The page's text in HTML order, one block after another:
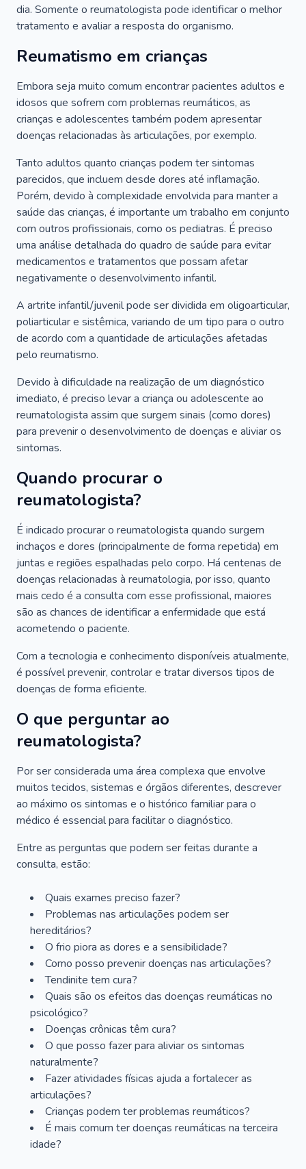
dia. Somente o reumatologista pode identificar o melhor
tratamento e avaliar a resposta do organismo.
Reumatismo em crianças
Embora seja muito comum encontrar pacientes adultos e
idosos que sofrem com problemas reumáticos, as
crianças e adolescentes também podem apresentar
doenças relacionadas às articulações, por exemplo.
Tanto adultos quanto crianças podem ter sintomas
parecidos, que incluem desde dores até inflamação.
Porém, devido à complexidade envolvida para manter a
saúde das crianças, é importante um trabalho em conjunto
com outros profissionais, como os pediatras. É preciso
uma análise detalhada do quadro de saúde para evitar
medicamentos e tratamentos que possam afetar
negativamente o desenvolvimento infantil.
A artrite infantil/juvenil pode ser dividida em oligoarticular,
poliarticular e sistêmica, variando de um tipo para o outro
de acordo com a quantidade de articulações afetadas
pelo reumatismo.
Devido à dificuldade na realização de um diagnóstico
imediato, é preciso levar a criança ou adolescente ao
reumatologista assim que surgem sinais (como dores)
para prevenir o desenvolvimento de doenças e aliviar os
sintomas.
Quando procurar o
reumatologista?
É indicado procurar o reumatologista quando surgem
inchaços e dores (principalmente de forma repetida) em
juntas e regiões espalhadas pelo corpo. Há centenas de
doenças relacionadas à reumatologia, por isso, quanto
mais cedo é a consulta com esse profissional, maiores
são as chances de identificar a enfermidade que está
acometendo o paciente.
Com a tecnologia e conhecimento disponíveis atualmente,
é possível prevenir, controlar e tratar diversos tipos de
doenças de forma eficiente.
O que perguntar ao
reumatologista?
Por ser considerada uma área complexa que envolve
muitos tecidos, sistemas e órgãos diferentes, descrever
ao máximo os sintomas e o histórico familiar para o
médico é essencial para facilitar o diagnóstico.
Entre as perguntas que podem ser feitas durante a
consulta, estão:
Quais exames preciso fazer?
Problemas nas articulações podem ser
hereditários?
O frio piora as dores e a sensibilidade?
Como posso prevenir doenças nas articulações?
Tendinite tem cura?
Quais são os efeitos das doenças reumáticas no
psicológico?
Doenças crônicas têm cura?
O que posso fazer para aliviar os sintomas
naturalmente?
Fazer atividades físicas ajuda a fortalecer as
articulações?
Crianças podem ter problemas reumáticos?
É mais comum ter doenças reumáticas na terceira
idade?